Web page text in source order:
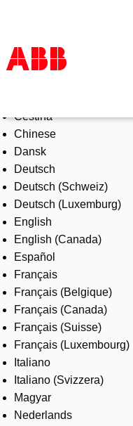
Products & Solutions
Industries
Services
About us
Where to buy
Contact us
Careers
Čeština
Chinese
Dansk
Deutsch
Deutsch (Schweiz)
Deutsch (Luxemburg)
English
English (Canada)
Español
Français
Français (Belgique)
Français (Canada)
Français (Suisse)
Français (Luxembourg)
Italiano
Italiano (Svizzera)
Magyar
Nederlands